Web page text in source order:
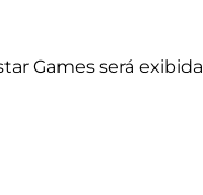
Games será exibida